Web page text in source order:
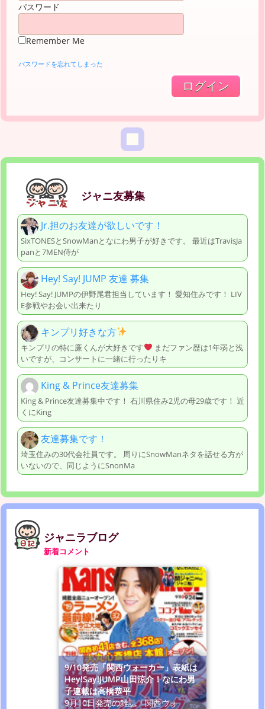
パスワード
Remember Me
パスワードを忘れてしまった
ジャニ友募集
Jr.担のお友達が欲しいです！
SixTONESとSnowManとなにわ男子が好きです。 最近はTravisJa
panと7MEN侍が
Hey! Say! JUMP 友達 募集
Hey! Say! JUMPの伊野尾君担当しています！ 愛知住みです！ LIV
E参戦やお会い出来たり
キンプリ好きな方
キンプリの特に廉くんが大好きです
まだファン歴は1年弱と浅
いですが、コンサートに一緒に行ったりキ
King & Prince友達募集
King & Prince友達募集中です！ 石川県住み2児の母29歳です！ 近
くにKing
友達募集です！
埼玉住みの30代会社員です。 周りにSnowManネタを話せる方が
いないので、同じようにSnonMa
ジャニラブログ
新着コメント
9/10発売「関西ウォーカー」表紙は
Hey!Say!JUMP山田涼介！なにわ男
子連載は高橋恭平
9月10日発売の雑誌「関西ウォ